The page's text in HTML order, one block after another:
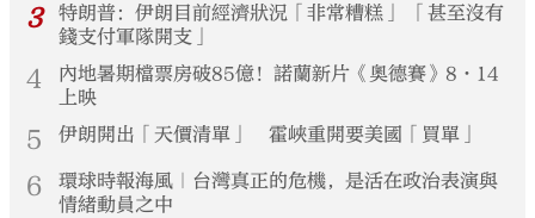
3
特朗普：伊朗目前經濟狀況「非常糟糕」 「甚至沒有
錢支付軍隊開支」
4
內地暑期檔票房破85億！諾蘭新片《奧德賽》8·14
上映
5 伊朗開出「天價清單」 霍峽重開要美國「買單」
6
環球時報海風｜台灣真正的危機，是活在政治表演與
情緒動員之中